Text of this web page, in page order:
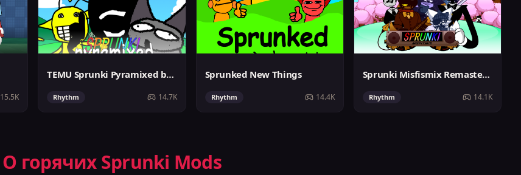
15.5K
TEMU Sprunki Pyramixed but Better
Rhythm 14.7K
Sprunked New Things
Rhythm 14.4K
Sprunki Misfismix Remastered
Rhythm 14.1K
О горячих Sprunki Mods